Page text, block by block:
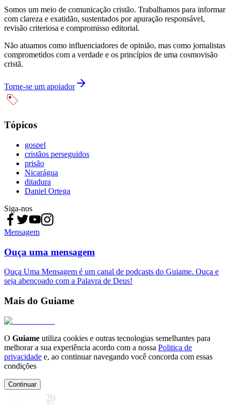
Somos um meio de comunicação cristão. Trabalhamos para informar
com clareza e exatidão, sustentados por apuração responsável,
revisão criteriosa e compromisso editorial.
Não atuamos como influenciadores de opinião, mas como jornalistas
comprometidos com a verdade e os princípios de uma cosmovisão
cristã.
Torne-se um apoiador
Tópicos
gospel
cristãos perseguidos
prisão
Nicarágua
ditadura
Daniel Ortega
Siga-nos
Mensagem
Ouça uma mensagem
Ouça Uma Mensagem é um canal de podcasts do Guiame. Ouça e
seja abençoado com a Palavra de Deus!
Mais do Guiame
O Guiame utiliza cookies e outras tecnologias semelhantes para
melhorar a sua experiência acordo com a nossa Politica de
privacidade e, ao continuar navegando você concorda com essas
condições
Continuar